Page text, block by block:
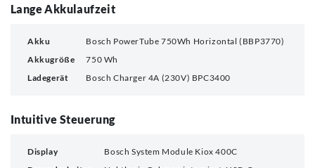
Lange Akkulaufzeit
Akku
Bosch PowerTube 750Wh Horizontal (BBP3770)
Akkugröße
750 Wh
Ladegerät
Bosch Charger 4A (230V) BPC3400
Intuitive Steuerung
Display
Bosch System Module Kiox 400C